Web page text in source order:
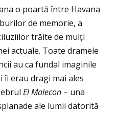
o poartă între Havana
de memorie, a
trăite de mulţi
actuale. Toate dramele
au ca fundal imaginile
îi erau dragi mai ales
El Malecon – una
ale lumii datorită